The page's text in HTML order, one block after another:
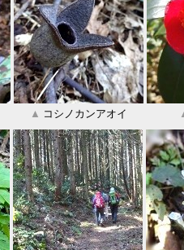
▲ コシノカンアオイ